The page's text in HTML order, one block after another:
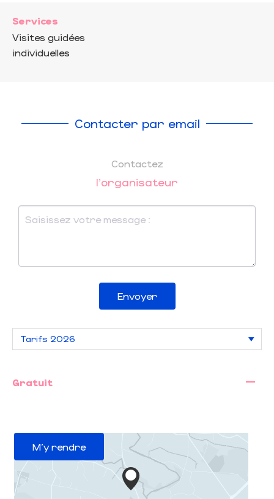
Services
Visites guidées
individuelles
Contacter par email
Contactez
l'organisateur
Envoyer
Gratuit —
M'y rendre